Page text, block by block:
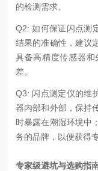
的检测需求。
Q2: 如何保证闪点测
结果的准确性，建议
具备高精度传感器
差。
Q3: 闪点测定仪的维
器内部和外部，保持
时暴露在潮湿环境中
务的品牌，以便获得
专家级避坑与选购指